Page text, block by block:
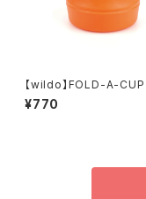
【wildo】FOLD-A-CUP
¥770